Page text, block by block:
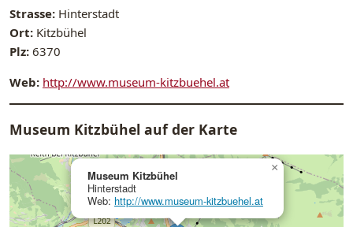
Strasse: Hinterstadt
Ort: Kitzbühel
Plz: 6370
Web: http://www.museum-kitzbuehel.at
Museum Kitzbühel auf der Karte
Museum Kitzbühel
Hinterstadt
Web: http://www.museum-kitzbuehel.at
×